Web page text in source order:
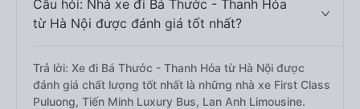
Câu hỏi: Nhà xe đi Bá Thước - Thanh Hóa
từ Hà Nội được đánh giá tốt nhất?
Trả lời: Xe đi Bá Thước - Thanh Hóa từ Hà Nội được
đánh giá chất lượng tốt nhất là những nhà xe First Class
Puluong, Tiến Minh Luxury Bus, Lan Anh Limousine.